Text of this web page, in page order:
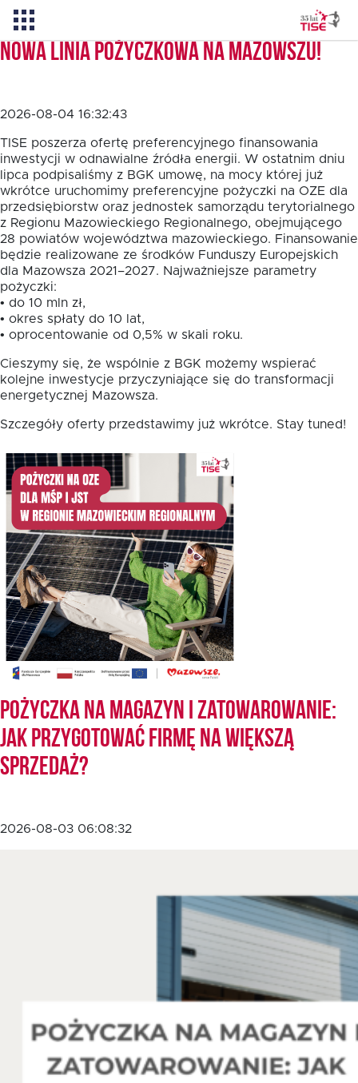
O TISE
Dlaczego TISE?
Pożyczka rozwojowa TISE – NOWOŚĆ!
Oferta dla MSP
Oferta dla NGO/PES
Fundusz FKIS
Rodo
Dokumenty
Rekrutujemy
Kontakt
Nowa linia pożyczkowa na Mazowszu!
2026-08-04 16:32:43
TISE poszerza ofertę preferencyjnego finansowania
inwestycji w odnawialne źródła energii. W ostatnim dniu
lipca podpisaliśmy z BGK umowę, na mocy której już
wkrótce uruchomimy preferencyjne pożyczki na OZE dla
przedsiębiorstw oraz jednostek samorządu terytorialnego
z Regionu Mazowieckiego Regionalnego, obejmującego
28 powiatów województwa mazowieckiego. Finansowanie
będzie realizowane ze środków Funduszy Europejskich
dla Mazowsza 2021–2027. Najważniejsze parametry
pożyczki:
• do 10 mln zł,
• okres spłaty do 10 lat,
• oprocentowanie od 0,5% w skali roku.
Cieszymy się, że wspólnie z BGK możemy wspierać
kolejne inwestycje przyczyniające się do transformacji
energetycznej Mazowsza.
Szczegóły oferty przedstawimy już wkrótce. Stay tuned!
Pożyczka na magazyn i zatowarowanie:
jak przygotować firmę na większą
sprzedaż?
2026-08-03 06:08:32